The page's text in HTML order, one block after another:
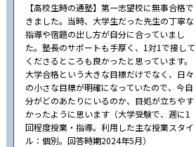
【高校生時の通塾】第一志望校に無事合格で
きました。当時、大学生だった先生の丁寧な
指導や宿題の出し方が自分に合っていまし
た。塾長のサポートも手厚く、1対1で接して
くださるところも良かったと思っています。
大学合格という大きな目標だけでなく、日々
の小さな目標が明確になっていたので、今自
分がどのあたりにいるのか、目処が立ちやす
かったように思います（大学受験で、週に1
回程度授業・指導。利用した主な授業スタイ
ル：個別。回答時期2024年5月）